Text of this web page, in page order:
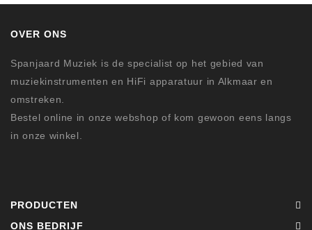
OVER ONS
Spanjaard Muziek is de specialist op het gebied van
muziekinstrumenten en HiFi apparatuur in Alkmaar en
omstreken.
Bestel online in onze webshop of kom gewoon eens langs
in onze winkel.
PRODUCTEN
ONS BEDRIJF